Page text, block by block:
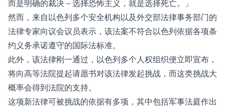
而是明确的裁决 – 选择恐怖主义，就是选择死亡。」
然而，来自以色列多个安全机构以及外交部法律事务部门的
法律专家向议会议员表示，该法案不符合以色列依据各项条
约义务承诺遵守的国际法标准。
此外，该法律刚一通过，以色列多个人权组织便立即宣布，
将向高等法院提起请愿书对该法律发起挑战，而这类挑战大
概率会得到法院的支持。
这项新法律可被挑战的依据有多项，其中包括军事法庭作出